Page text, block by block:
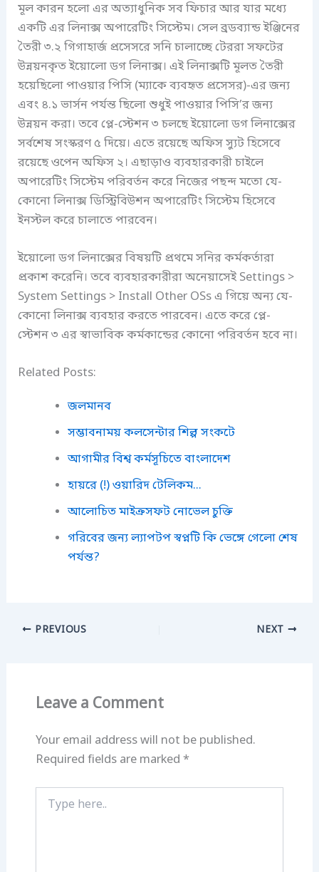
মূল কারন হলো এর অত্যাধুনিক সব ফিচার আর যার মধ্যে
একটি এর লিনাক্স অপারেটিং সিস্টেম।সেল ব্রডব্যান্ড ইঞ্জিনের
তৈরী ৩.২ গিগাহার্জ প্রসেসরে সনি চালাচ্ছে টেররা সফটের
উন্নয়নকৃত ইয়োলো ডগ লিনাক্স। এই লিনাক্সটি মূলত তৈরী
হয়েছিলো পাওয়ার পিসি (ম্যাকে ব্যবহৃত প্রসেসর)-এর জন্য
এবং ৪.১ ভার্সন পর্যন্ত ছিলো শুধুই পাওয়ার পিসি’র জন্য
উন্নয়ন করা। তবে প্লে-স্টেশন ৩ চলছে ইয়োলো ডগ লিনাক্সের
সর্বশেষ সংস্করণ ৫ দিয়ে। এতে রয়েছে অফিস স্যুট হিসেবে
রয়েছে ওপেন অফিস ২। এছাড়াও ব্যবহারকারী চাইলে
অপারেটিং সিস্টেম পরিবর্তন করে নিজের পছন্দ মতো যে-
কোনো লিনাক্স ডিস্ট্রিবিউশন অপারেটিং সিস্টেম হিসেবে
ইনস্টল করে চালাতে পারবেন।
ইয়োলো ডগ লিনাক্সের বিষয়টি প্রথমে সনির কর্মকর্তারা
প্রকাশ করেনি। তবে ব্যবহারকারীরা অনেয়াসেই Settings >
System Settings > Install Other OSs এ গিয়ে অন্য যে-
কোনো লিনাক্স ব্যবহার করতে পারবেন। এতে করে প্লে-
স্টেশন ৩ এর স্বাভাবিক কর্মকান্ডের কোনো পরিবর্তন হবে না।
Related Posts:
জলমানব
সম্ভাবনাময় কলসেন্টার শিল্প সংকটে
আগামীর বিশ্ব কর্মসূচিতে বাংলাদেশ
হায়রে (!) ওয়ারিদ টেলিকম...
আলোচিত মাইক্রসফট নোভেল চুক্তি
গরিবের জন্য ল্যাপটপ স্বপ্নটি কি ভেঙ্গে গেলো শেষ
পর্যন্ত?
PREVIOUS NEXT
Leave a Comment
Your email address will not be published.
Required fields are marked *
here..